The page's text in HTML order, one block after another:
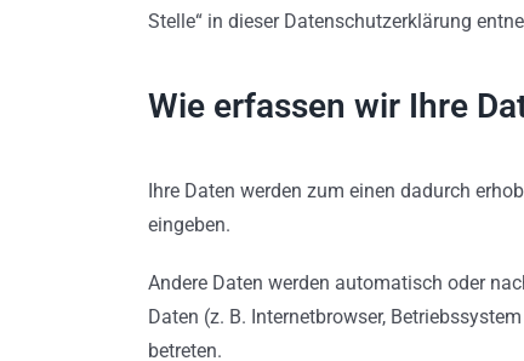
Stelle“ in dieser Datenschutzerklärung
Wie erfassen wir Ihre
Ihre Daten werden zum einen dadurch
eingeben.
Andere Daten werden automatisch oder
Daten (z. B. Internetbrowser,
betreten.